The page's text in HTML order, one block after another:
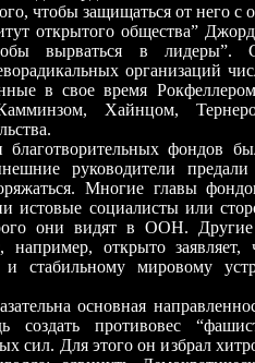
чтобы защищаться от него с
открытого общества”
вырваться в лидеры”.
организаций
в свое время
Хайнцом,
благотворительных фондов
руководители
Многие главы
истовые социалисты или
они видят в ООН.
открыто
и стабильному мировому
основная
создать противовес
сил. Для этого он избрал